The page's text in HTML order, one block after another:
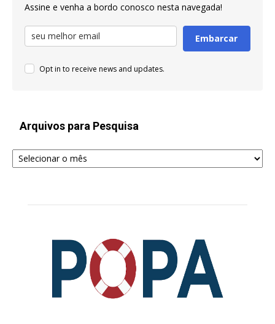
Assine e venha a bordo conosco nesta navegada!
Embarcar
Opt in to receive news and updates.
Arquivos para Pesquisa
Arquivos
para